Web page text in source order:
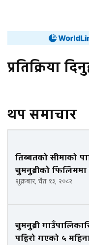
प्रतिक्रिया
थप समाचार
तिब्बतको सीमाको
चुमनुब्रीको फिलिममा
शुक्रबार, चैत १३, २०८२
चुमनुब्री
पहिरो गएको ५